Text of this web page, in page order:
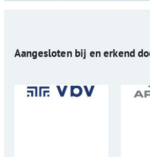
Aangesloten bij en erkend